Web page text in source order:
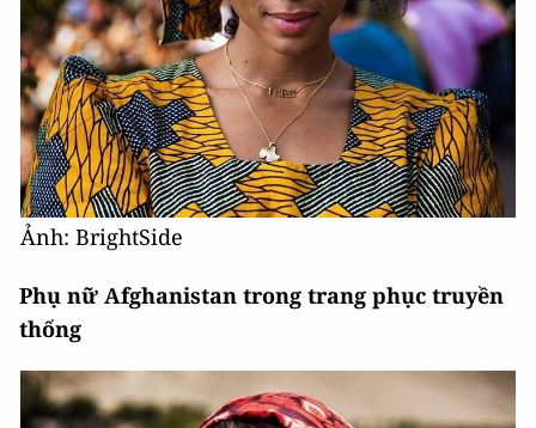
Ảnh: BrightSide
Phụ nữ Afghanistan trong trang phục truyền
thống